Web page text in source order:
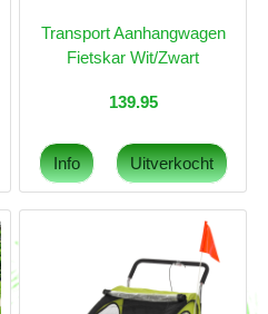
Transport Aanhangwagen
Fietskar Wit/Zwart
139.95